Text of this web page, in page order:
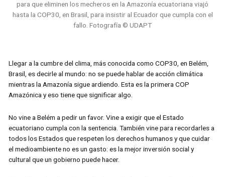
para que eliminen los mecheros en la Amazonía ecuatoriana viajó
hasta la COP30, en Brasil, para insistir al Ecuador que cumpla con el
fallo. Fotografía © UDAPT
Llegar a la cumbre del clima, más conocida como COP30, en Belém,
Brasil, es decirle al mundo: no se puede hablar de acción climática
mientras la Amazonía sigue ardiendo. Esta es la primera COP
Amazónica y eso tiene que significar algo.
No vine a Belém a pedir un favor. Vine a exigir que el Estado
ecuatoriano cumpla con la sentencia. También vine para recordarles a
todos los Estados que respeten los derechos humanos y que cuidar
el medioambiente no es un gasto: es la mejor inversión social y
cultural que un gobierno puede hacer.